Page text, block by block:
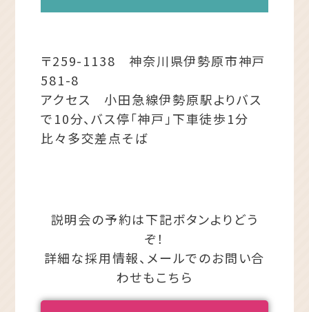
〒259-1138 神奈川県伊勢原市神戸
581-8
アクセス 小田急線伊勢原駅よりバス
で10分、バス停「神戸」下車徒歩1分
比々多交差点そば
説明会の予約は下記ボタンよりどう
ぞ！
詳細な採用情報、メールでのお問い合
わせもこちら